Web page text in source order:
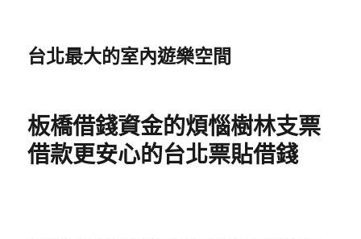
台北最大的室內遊樂空間
板橋借錢資金的煩惱樹林支票
借款更安心的台北票貼借錢